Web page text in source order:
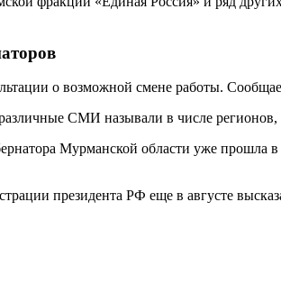
о возможной смене работы.
СМИ называли в числе
Мурманской области уже
президента РФ еще в августе